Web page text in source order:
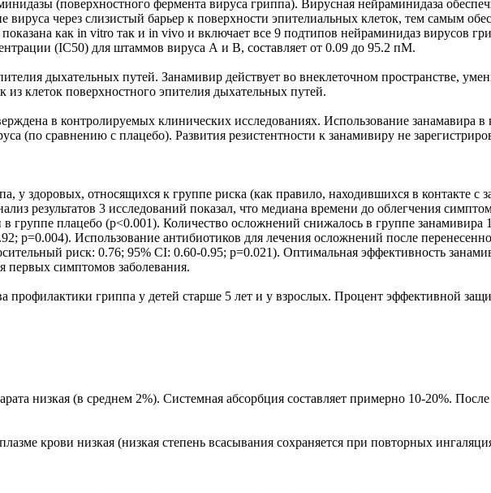
(поверхностного фермента вируса гриппа). Вирусная нейраминидаза
через слизистый барьер к поверхности эпителиальных клеток, тем самым
как in vitro так и in vivo и включает все 9 подтипов нейраминидаз вирусов
(IC50) для штаммов вируса А и В, составляет от 0.09 до 95.2 пМ.
дыхательных путей. Занамивир действует во внеклеточном пространстве,
клеток поверхностного эпителия дыхательных путей.
в контролируемых клинических исследованиях. Использование занамавира в
(по сравнению с плацебо). Развития резистентности к занамивиру не
у здоровых, относящихся к группе риска (как правило, находившихся в контакте с
результатов 3 исследований показал, что медиана времени до облегчения
группе плацебо (р<0.001). Количество осложнений снижалось в группе занамивира
р=0.004). Использование антибиотиков для лечения осложнений после
риск: 0.76; 95% CI: 0.60-0.95; р=0.021). Оптимальная эффективность
первых симптомов заболевания.
профилактики гриппа у детей старше 5 лет и у взрослых. Процент эффективной
низкая (в среднем 2%). Системная абсорбция составляет примерно 10-20%.
крови низкая (низкая степень всасывания сохраняется при повторных